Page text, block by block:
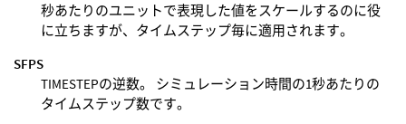
秒あたりのユニットで表現した値をスケールするのに役
に立ちますが、タイムステップ毎に適用されます。
SFPS
TIMESTEPの逆数。 シミュレーション時間の1秒あたりの
タイムステップ数です。